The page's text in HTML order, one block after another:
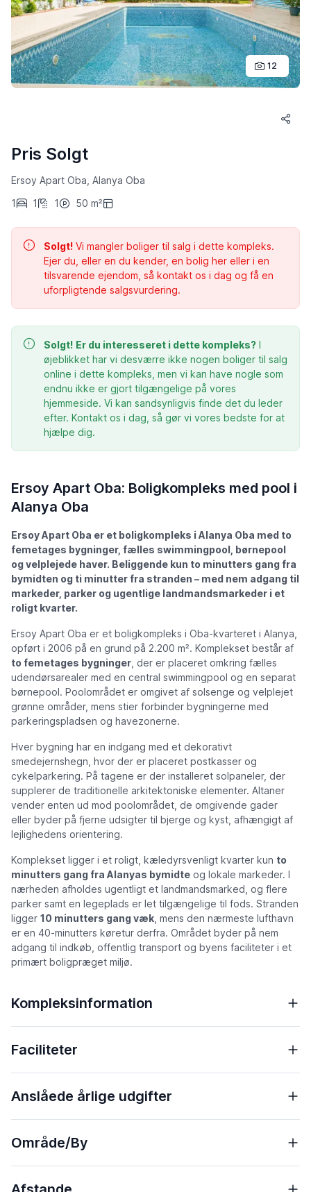
12
Pris Solgt
Ersoy Apart Oba, Alanya Oba
1
1 1 50 m²
Solgt! Vi mangler boliger til salg i dette kompleks.
Ejer du, eller en du kender, en bolig her eller i en
tilsvarende ejendom, så kontakt os i dag og få en
uforpligtende salgsvurdering.
Solgt! Er du interesseret i dette kompleks? I
øjeblikket har vi desværre ikke nogen boliger til salg
online i dette kompleks, men vi kan have nogle som
endnu ikke er gjort tilgængelige på vores
hjemmeside. Vi kan sandsynligvis finde det du leder
efter. Kontakt os i dag, så gør vi vores bedste for at
hjælpe dig.
Ersoy Apart Oba: Boligkompleks med pool i
Alanya Oba
Ersoy Apart Oba er et boligkompleks i Alanya Oba med to
femetages bygninger, fælles swimmingpool, børnepool
og velplejede haver. Beliggende kun to minutters gang fra
bymidten og ti minutter fra stranden – med nem adgang til
markeder, parker og ugentlige landmandsmarkeder i et
roligt kvarter.
Ersoy Apart Oba er et boligkompleks i Oba-kvarteret i Alanya,
opført i 2006 på en grund på 2.200 m². Komplekset består af
to femetages bygninger , der er placeret omkring fælles
udendørsarealer med en central swimmingpool og en separat
børnepool. Poolområdet er omgivet af solsenge og velplejet
grønne områder, mens stier forbinder bygningerne med
parkeringspladsen og havezonerne.
Hver bygning har en indgang med et dekorativt
smedejernshegn, hvor der er placeret postkasser og
cykelparkering. På tagene er der installeret solpaneler, der
supplerer de traditionelle arkitektoniske elementer. Altaner
vender enten ud mod poolområdet, de omgivende gader
eller byder på fjerne udsigter til bjerge og kyst , afhængigt af
lejlighedens orientering.
Komplekset ligger i et roligt, kæledyrsvenligt kvarter kun to
minutters gang fra Alanyas bymidte og lokale markeder. I
nærheden afholdes ugentligt et landmandsmarked, og flere
parker samt en legeplads er let tilgængelige til fods. Stranden
ligger 10 minutters gang væk , mens den nærmeste lufthavn
er en 40-minutters køretur derfra. Området byder på nem
adgang til indkøb, offentlig transport og byens faciliteter i et
primært boligpræget miljø.
Kompleksinformation
Faciliteter
Anslåede årlige udgifter
Område/By